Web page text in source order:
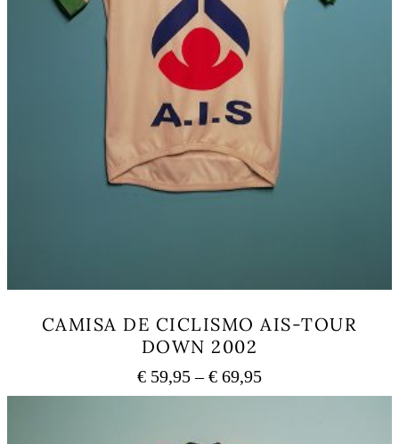
CAMISA DE CICLISMO AIS-TOUR
DOWN 2002
€ 59,95 – € 69,95Price
range: